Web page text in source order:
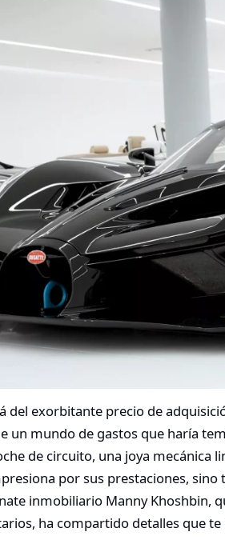
del exorbitante precio de
un mundo de gastos que haría
de circuito, una joya mecánica
por sus prestaciones,
inmobiliario Manny Khoshbin,
ha compartido detalles que